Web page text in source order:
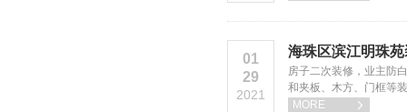
01
29
2021
海珠区滨江明珠
房子二次装修，业主防
和夹板、木方、门框等
MORE
